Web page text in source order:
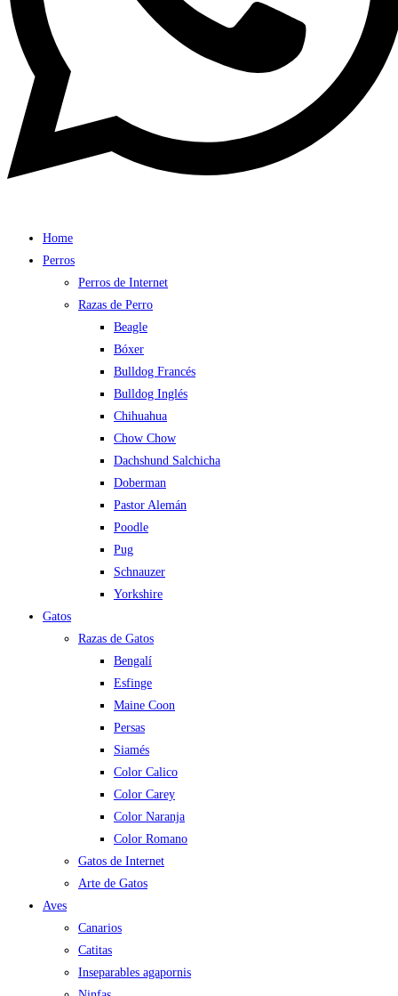
Home
Perros
Perros de Internet
Razas de Perro
Beagle
Bóxer
Bulldog Francés
Bulldog Inglés
Chihuahua
Chow Chow
Dachshund Salchicha
Doberman
Pastor Alemán
Poodle
Pug
Schnauzer
Yorkshire
Gatos
Razas de Gatos
Bengalí
Esfinge
Maine Coon
Persas
Siamés
Color Calico
Color Carey
Color Naranja
Color Romano
Gatos de Internet
Arte de Gatos
Aves
Canarios
Catitas
Inseparables agapornis